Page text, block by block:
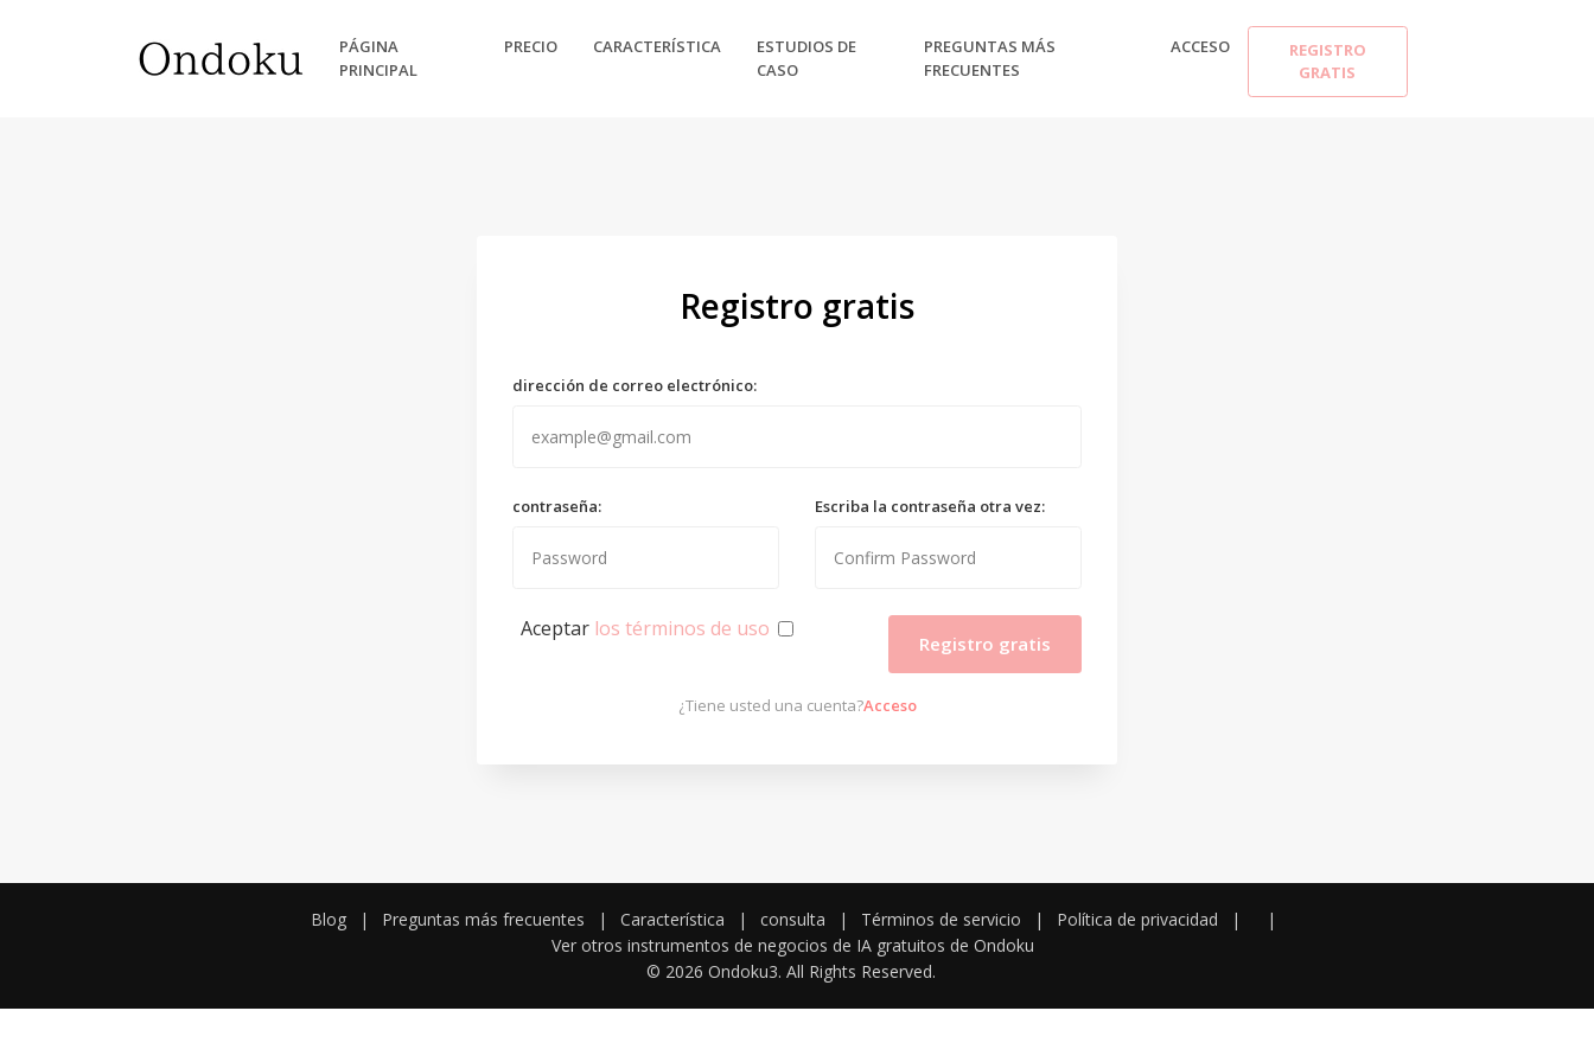
PÁGINA
PRINCIPAL
PRECIO CARACTERÍSTICA
ESTUDIOS DE
CASO
PREGUNTAS MÁS
FRECUENTES
ACCESO
REGISTRO
GRATIS
Registro gratis
dirección de correo electrónico:
contraseña: Escriba la contraseña otra vez:
Aceptar los términos de uso
Registro gratis
¿Tiene usted una cuenta?Acceso
Blog | Preguntas más frecuentes | Característica | consulta | Términos de servicio | Política de privacidad |
|
Ver otros instrumentos de negocios de IA gratuitos de Ondoku
© 2026 Ondoku3. All Rights Reserved.